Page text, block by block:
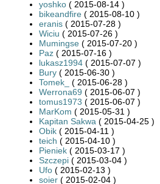
yoshko ( 2015-08-14 )
bikeandfire ( 2015-08-10 )
eranis ( 2015-07-28 )
Wiciu ( 2015-07-26 )
Mumingse ( 2015-07-20 )
Paz ( 2015-07-16 )
lukasz1994 ( 2015-07-07 )
Bury ( 2015-06-30 )
Tomek_
( 2015-06-28 )
Werrona69 ( 2015-06-07 )
tomus1973 ( 2015-06-07 )
MarKom ( 2015-05-31 )
Kapitan Sakwa ( 2015-04-25 )
Obik ( 2015-04-11 )
teich ( 2015-04-10 )
Pieniek ( 2015-03-17 )
Szczepi ( 2015-03-04 )
Ufo ( 2015-02-13 )
soier ( 2015-02-04 )